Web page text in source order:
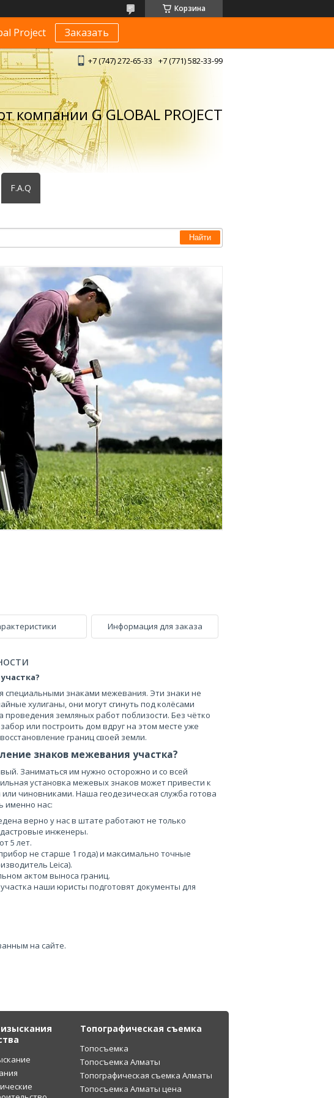
Корзина
Project Заказать
+7 (747) 272-65-33 +7 (771) 582-33-99
компании G GLOBAL PROJECT
F.A.Q
Найти
Информация для заказа
знаками межевания. Эти знаки не
хулиганы, они могут сгинуть под колёсами
проведения земляных работ поблизости. Без чётко
или построить дом вдруг на этом месте уже
границ своей земли.
знаков межевания участка?
Заниматься им нужно осторожно и со всей
установка межевых знаков может привести к
чиновниками. Наша геодезическая служба готова
именно нас:
верно у нас в штате работают не только
инженеры.
5 лет.
не старше 1 года) и максимально точные
Leica).
актом выноса границ.
наши юристы подготовят документы для
на сайте.
Топографическая съемка
Топосъемка
Топосъемка Алматы
Топографическая съемка Алматы
Топосъемка Алматы цена